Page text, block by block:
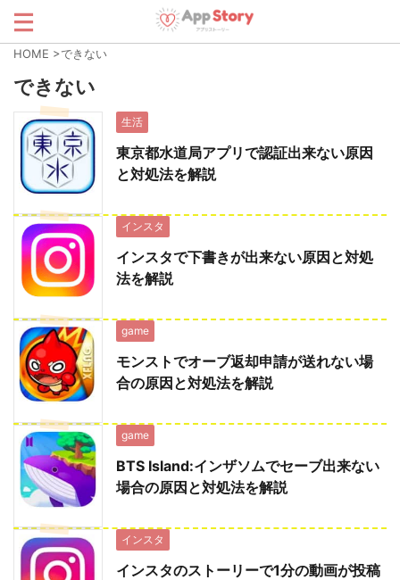
HOME >できない
できない
生活
東京都水道局アプリで認証出来ない原因
と対処法を解説
インスタ
インスタで下書きが出来ない原因と対処
法を解説
game
モンストでオーブ返却申請が送れない場
合の原因と対処法を解説
game
BTS Island:インザソムでセーブ出来ない
場合の原因と対処法を解説
インスタ
インスタのストーリーで1分の動画が投稿